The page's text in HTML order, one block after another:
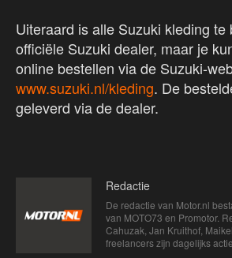
Uiteraard is alle Suzuki kleding te
officiële Suzuki dealer, maar je
online bestellen via de Suzuki-
www.suzuki.nl/kleding. De
geleverd via de dealer.
Redactie
De redactie van Motor.nl
van MOTO73 en Promotor.
Cahuzak, Jan Kruithof,
freelancers zijn dagelijks